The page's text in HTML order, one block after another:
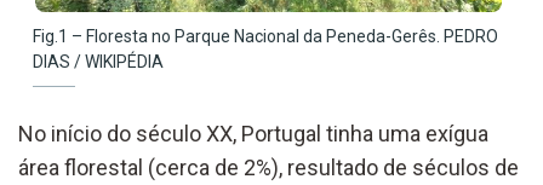
Fig.1 – Floresta no Parque Nacional da Peneda-Gerês. PEDRO
DIAS / WIKIPÉDIA
No início do século XX, Portugal tinha uma exígua
área florestal (cerca de 2%), resultado de séculos de